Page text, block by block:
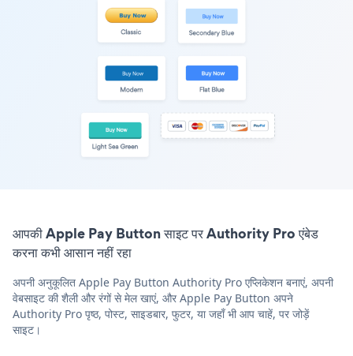
आपकी Apple Pay Button साइट पर Authority Pro एंबेड
करना कभी आसान नहीं रहा
अपनी अनुकूलित Apple Pay Button Authority Pro एप्लिकेशन बनाएं, अपनी
वेबसाइट की शैली और रंगों से मेल खाएं, और Apple Pay Button अपने
Authority Pro पृष्ठ, पोस्ट, साइडबार, फुटर, या जहाँ भी आप चाहें, पर जोड़ें
साइट।